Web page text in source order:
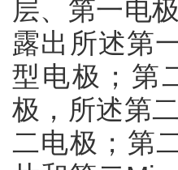
层、第一电
露出所述第
型电极；第
极，所述第
二电极；第